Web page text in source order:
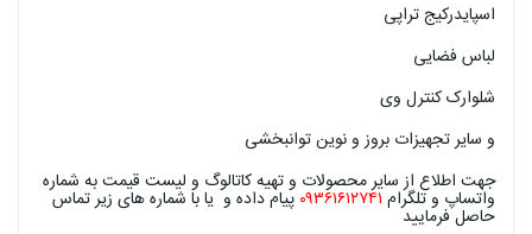
اسپایدرکیج تراپی
لباس فضایی
شلوارک کنترل وی
و سایر تجهیزات بروز و نوین توانبخشی
جهت اطلاع از سایر محصولات و تهیه کاتالوگ و لیست قیمت به شماره
واتساپ و تلگرام ۰۹۳۶۱۶۱۲۷۴۱ پیام داده و یا با شماره های زیر تماس
حاصل فرمایید